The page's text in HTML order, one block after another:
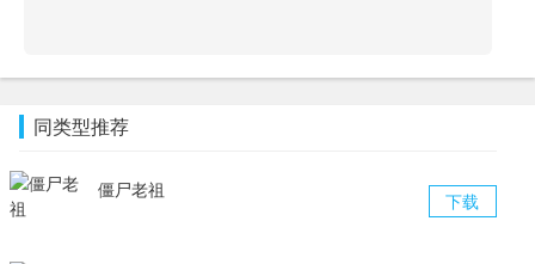
同类型推荐
下载
僵尸老祖